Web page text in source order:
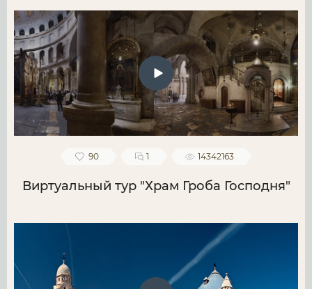
90 1 14342163
Виртуальный тур "Храм Гроба Господня"